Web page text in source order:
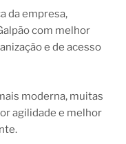
da empresa,
com melhor
e de acesso
moderna, muitas
agilidade e melhor